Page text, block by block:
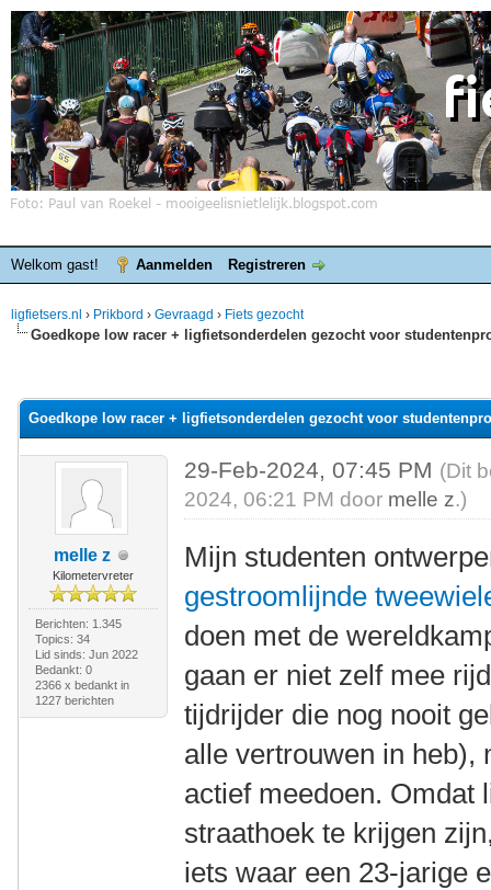
Welkom gast! Aanmelden Registreren
ligfietsers.nl › Prikbord › Gevraagd › Fiets gezocht
Goedkope low racer + ligfietsonderdelen gezocht voor
Goedkope low racer + ligfietsonderdelen gezocht voor
melle z
Kilometervreter
Berichten: 1.345
Topics: 34
Lid sinds: Jun 2022
Bedankt: 0
2366 x bedankt in
1227 berichten
29-Feb-2024, 07:45 PM (Dit
2024, 06:21 PM door melle z.)
Mijn studenten
gestroomlijnde
doen met de
gaan er niet zelf mee
tijdrijder die nog nooit
alle vertrouwen in heb),
actief meedoen. Omdat
straathoek te krijgen
iets waar een 23-jarige